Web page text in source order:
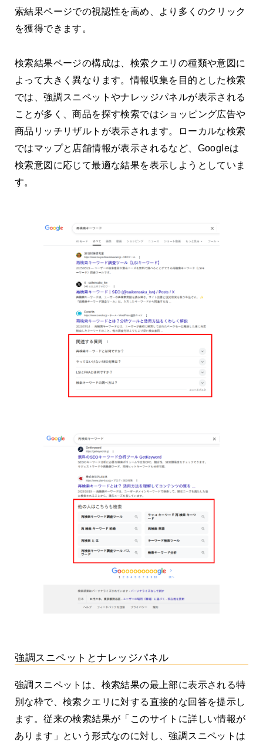
索結果ページでの視認性を高め、より多くのクリック
を獲得できます。
検索結果ページの構成は、検索クエリの種類や意図に
よって大きく異なります。情報収集を目的とした検索
では、強調スニペットやナレッジパネルが表示される
ことが多く、商品を探す検索ではショッピング広告や
商品リッチリザルトが表示されます。ローカルな検索
ではマップと店舗情報が表示されるなど、Googleは
検索意図に応じて最適な結果を表示しようとしていま
す。
強調スニペットとナレッジパネル
強調スニペットは、検索結果の最上部に表示される特
別な枠で、検索クエリに対する直接的な回答を提示し
ます。従来の検索結果が「このサイトに詳しい情報が
あります」という形式なのに対し、強調スニペットは